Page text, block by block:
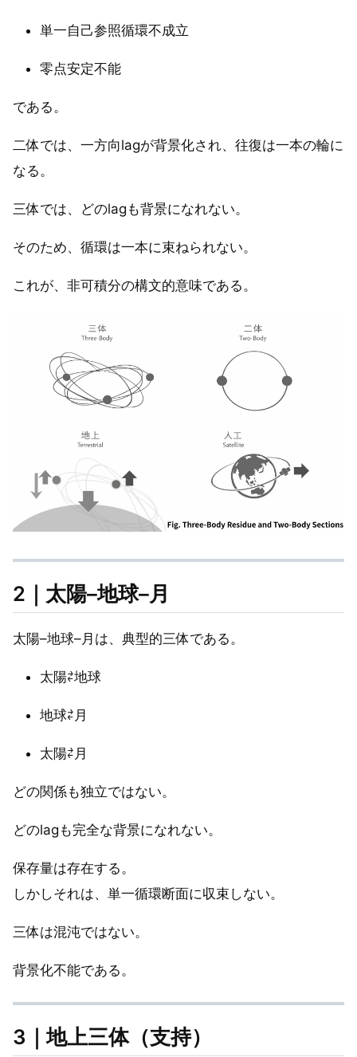
単一自己参照循環不成立
零点安定不能
である。
二体では、一方向lagが背景化され、往復は一本の輪に
なる。
三体では、どのlagも背景になれない。
そのため、循環は一本に束ねられない。
これが、非可積分の構文的意味である。
2｜太陽–地球–月
太陽–地球–月は、典型的三体である。
太陽⇄地球
地球⇄月
太陽⇄月
どの関係も独立ではない。
どのlagも完全な背景になれない。
保存量は存在する。
しかしそれは、単一循環断面に収束しない。
三体は混沌ではない。
背景化不能である。
3｜地上三体（支持）